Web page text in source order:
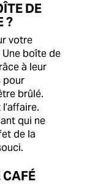
DE
?
votre
boîte de
à leur
pour
brûlé.
qui ne
de la
CAFÉ